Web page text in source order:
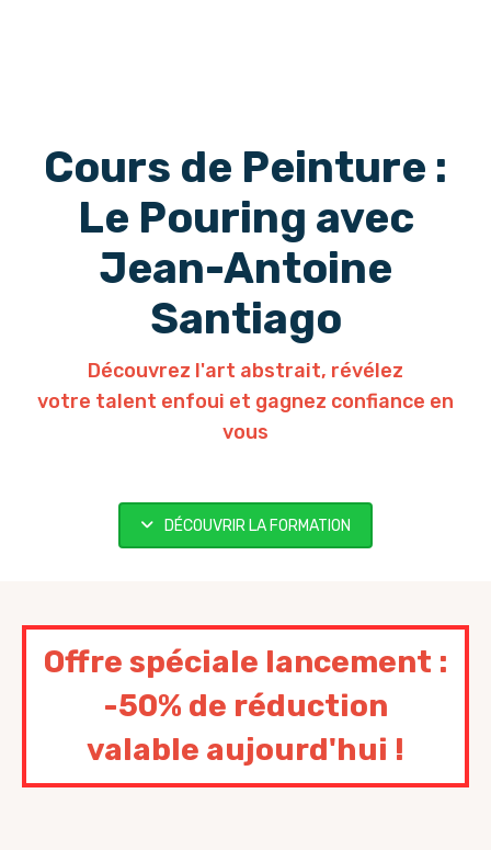
Cours de Peinture :
Le Pouring avec
Jean-Antoine
Santiago
Découvrez l'art abstrait, révélez
votre talent enfoui et gagnez confiance en
vous
DÉCOUVRIR LA FORMATION
Offre spéciale lancement :
-50% de réduction
valable aujourd'hui !